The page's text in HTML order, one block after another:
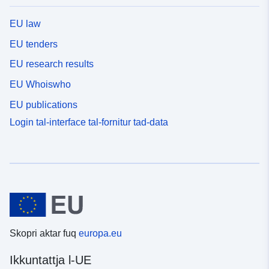
perimetri li fihom jistgħu jitwettqu l-possibbiltajiet għat-
possibbli taħt il-kundizzjoni ta’ impjantazzjoni u densità.
EU law
EU tenders
EU research results
EU Whoiswho
EU publications
Login tal-interface tal-fornitur tad-data
Skopri aktar fuq europa.eu
Ikkuntattja l-UE